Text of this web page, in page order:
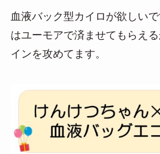
血液バック型カイロが欲しい
はユーモアで済ませてもらえ
インを攻めてます。